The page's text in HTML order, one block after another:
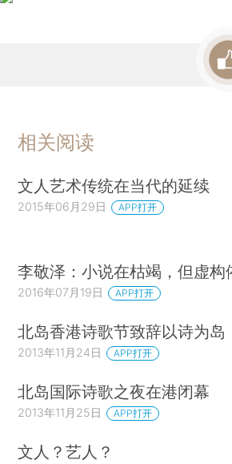
相关阅读
文人艺术传统在当代的延续
2015年06月29日 APP打开
李敬泽：小说在枯竭，但虚构
2016年07月19日 APP打开
北岛香港诗歌节致辞以诗为岛
2013年11月24日 APP打开
北岛国际诗歌之夜在港闭幕
2013年11月25日 APP打开
文人？艺人？